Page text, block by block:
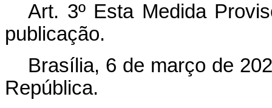
Art. 3º Esta Medida
publicação.
Brasília, 6 de março de
República.